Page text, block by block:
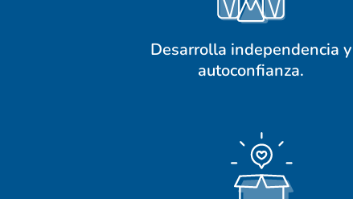
Desarrolla independencia y
autoconfianza.